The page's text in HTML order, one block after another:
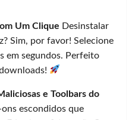
Um Clique Desinstalar
Sim, por favor! Selecione
em segundos. Perfeito
e Toolbars do
escondidos que